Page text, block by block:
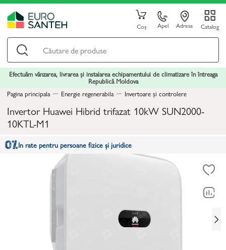
Coș Apel Adresa Catalog
Efectuăm vânzarea, livrarea și instalarea echipamentului de climatizare în întreaga
Republică Moldova
Pagina principala
Energie regenerabila Invertoare și controlere
Invertor Huawei Hibrid trifazat 10kW SUN2000-
10KTL-M1
In rate pentru persoane fizice și juridice